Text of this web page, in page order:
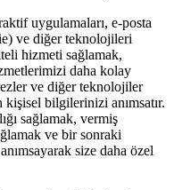
uygulamaları, e-posta
ve diğer teknolojileri
hizmeti sağlamak,
daha kolay
ve diğer teknolojiler
bilgilerinizi anımsatır.
sağlamak, vermiş
ve bir sonraki
size daha özel